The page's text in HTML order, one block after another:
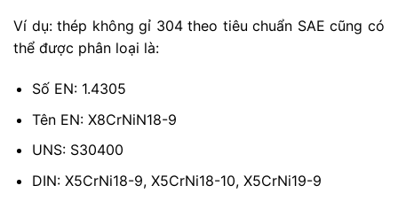
Ví dụ: thép không gỉ 304 theo tiêu chuẩn SAE cũng có
thể được phân loại là:
Số EN: 1.4305
Tên EN: X8CrNiN18-9
UNS: S30400
DIN: X5CrNi18-9, X5CrNi18-10, X5CrNi19-9